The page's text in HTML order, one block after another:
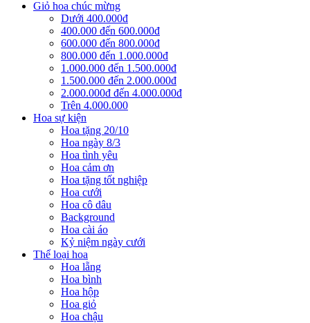
Giỏ hoa chúc mừng
Dưới 400.000đ
400.000 đến 600.000đ
600.000 đến 800.000đ
800.000 đến 1.000.000đ
1.000.000 đến 1.500.000đ
1.500.000 đến 2.000.000đ
2.000.000đ đến 4.000.000đ
Trên 4.000.000
Hoa sự kiện
Hoa tặng 20/10
Hoa ngày 8/3
Hoa tình yêu
Hoa cảm ơn
Hoa tặng tốt nghiệp
Hoa cưới
Hoa cô dâu
Background
Hoa cài áo
Kỷ niệm ngày cưới
Thể loại hoa
Hoa lẵng
Hoa bình
Hoa hộp
Hoa giỏ
Hoa chậu